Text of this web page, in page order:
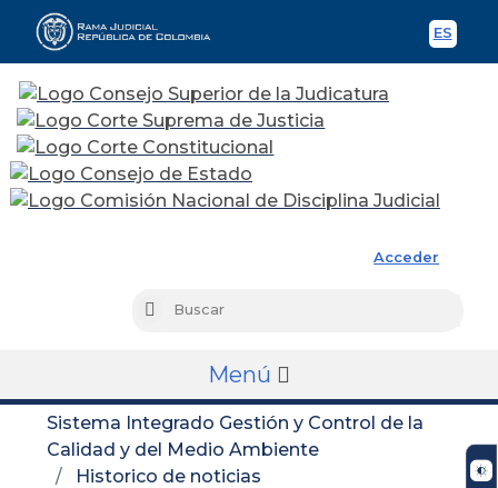
ES
Acceder
Buscar
Menú
Sistema Integrado Gestión y Control de la
Calidad y del Medio Ambiente
Historico de noticias